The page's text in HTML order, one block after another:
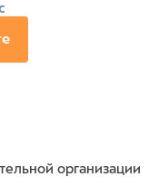
организации